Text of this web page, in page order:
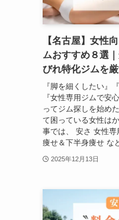
【名古屋】女性
ムおすすめ８選
びれ特化ジムを
『脚を細くしたい』
『女性専用ジムで安
ってジム探しを始め
て困っている女性は
事では、 安さ 女性
痩せ＆下半身痩せ な
2025年12月13日